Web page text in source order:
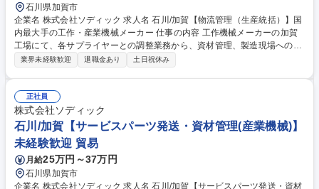
石川県加賀市
企業名 株式会社ソディック 求人名 石川/加賀【物流管理（生産統括）】国
内最大手の工作・産業機械メーカー 仕事の内容 工作機械メーカーの加賀
工場にて、各サプライヤーとの調整業務から、資材管理、製造現場への計
画的な資材供給業務をお任せします。倉庫からの工作機械部品の入出庫・
生産の増加に対応するための増員募集です。 募集職種 石川/加賀【物流管
理（生産統括）】国内最大手の工作・産業機械メーカー
業界未経験歓迎 退職金あり 土日祝休み
正社員
株式会社ソディック
石川/加賀【サービスパーツ発送・資材管理(産業機械)】
未経験歓迎 貿易
月給25万円～37万円
石川県加賀市
企業名 株式会社ソディック 求人名 石川/加賀【サービスパーツ発送・資材